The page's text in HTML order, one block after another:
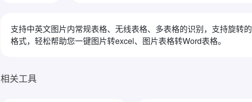
支持中英文图片内常规表格、无线表格、多表格的识别，支持旋转
格式，轻松帮助您一键图片转excel、图片表格转Word表格。
相关工具